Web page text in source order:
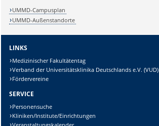
Sicherheitsabfrage:
Lösung:
UMMD-Campusplan
UMMD-Außenstandorte
LINKS
Medizinischer Fakultätentag
Verband der Universitätsklinika Deutschlands e.V. (VUD)
Fördervereine
SERVICE
Personensuche
Kliniken/Institute/Einrichtungen